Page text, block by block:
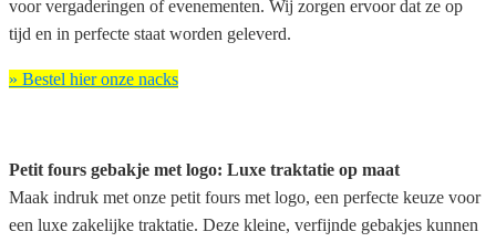
voor vergaderingen of evenementen. Wij zorgen ervoor dat ze op
tijd en in perfecte staat worden geleverd.
» Bestel hier onze nacks
Petit fours gebakje met logo: Luxe traktatie op maat
Maak indruk met onze petit fours met logo, een perfecte keuze voor
een luxe zakelijke traktatie. Deze kleine, verfijnde gebakjes kunnen